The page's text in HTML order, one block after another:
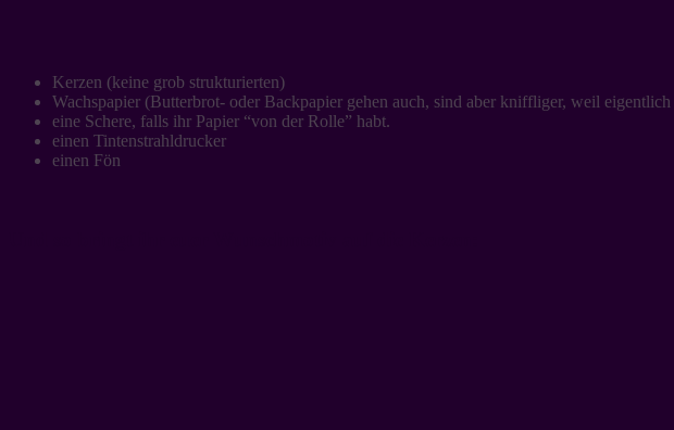
Kerzen (keine grob strukturierten)
Wachspapier (Butterbrot- oder Backpapier gehen auch, sind aber kniffliger, weil
eine Schere, falls ihr Papier “von der Rolle” habt.
einen Tintenstrahldrucker
einen Fön